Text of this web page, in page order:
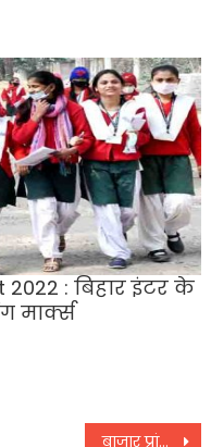
2022 : बिहार इंटर के
मार्क्स
बाजार प्रांगणों की आधारभूत संरचना हो विकसित : नीतीश